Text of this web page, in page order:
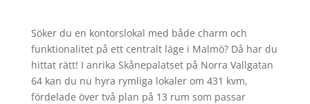
Söker du en kontorslokal med både charm och
funktionalitet på ett centralt läge i Malmö? Då har du
hittat rätt! I anrika Skånepalatset på Norra Vallgatan
64 kan du nu hyra rymliga lokaler om 431 kvm,
fördelade över två plan på 13 rum som passar